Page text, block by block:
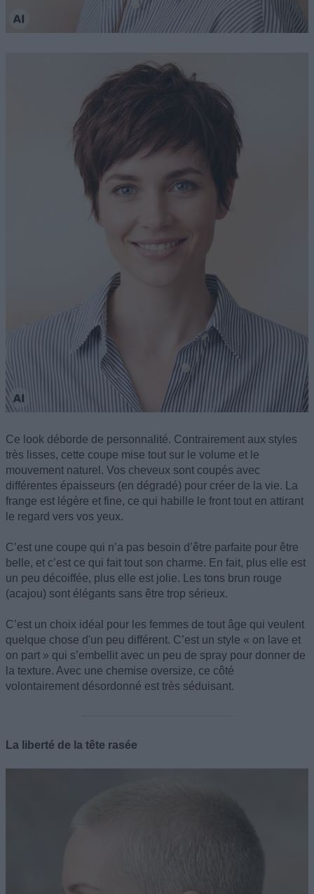
Ce look déborde de personnalité. Contrairement aux styles
très lisses, cette coupe mise tout sur le volume et le
mouvement naturel. Vos cheveux sont coupés avec
différentes épaisseurs (en dégradé) pour créer de la vie. La
frange est légère et fine, ce qui habille le front tout en attirant
le regard vers vos yeux.
C’est une coupe qui n’a pas besoin d’être parfaite pour être
belle, et c’est ce qui fait tout son charme. En fait, plus elle est
un peu décoiffée, plus elle est jolie. Les tons brun rouge
(acajou) sont élégants sans être trop sérieux.
C’est un choix idéal pour les femmes de tout âge qui veulent
quelque chose d'un peu différent. C’est un style « on lave et
on part » qui s’embellit avec un peu de spray pour donner de
la texture. Avec une chemise oversize, ce côté
volontairement désordonné est très séduisant.
La liberté de la tête rasée